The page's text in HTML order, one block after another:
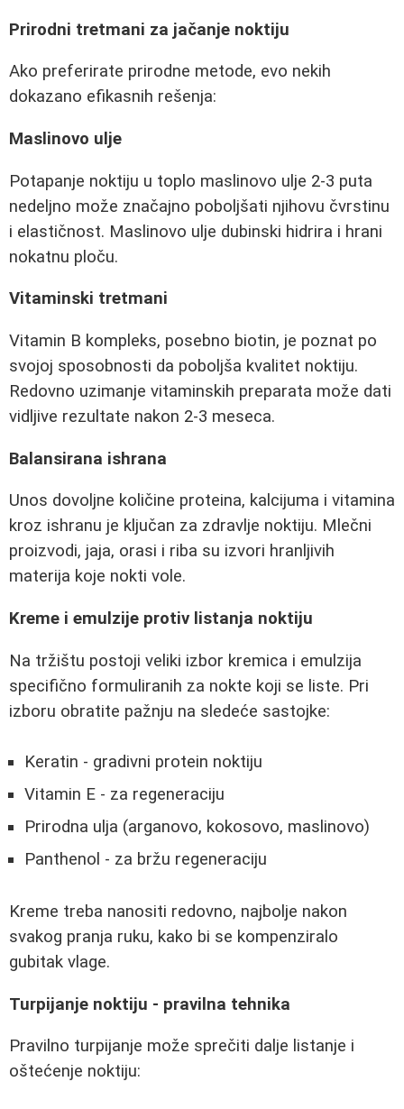
Prirodni tretmani za jačanje noktiju
Ako preferirate prirodne metode, evo nekih
dokazano efikasnih rešenja:
Maslinovo ulje
Potapanje noktiju u toplo maslinovo ulje 2-3 puta
nedeljno može značajno poboljšati njihovu čvrstinu
i elastičnost. Maslinovo ulje dubinski hidrira i hrani
nokatnu ploču.
Vitaminski tretmani
Vitamin B kompleks, posebno biotin, je poznat po
svojoj sposobnosti da poboljša kvalitet noktiju.
Redovno uzimanje vitaminskih preparata može dati
vidljive rezultate nakon 2-3 meseca.
Balansirana ishrana
Unos dovoljne količine proteina, kalcijuma i vitamina
kroz ishranu je ključan za zdravlje noktiju. Mlečni
proizvodi, jaja, orasi i riba su izvori hranljivih
materija koje nokti vole.
Kreme i emulzije protiv listanja noktiju
Na tržištu postoji veliki izbor kremica i emulzija
specifično formuliranih za nokte koji se liste. Pri
izboru obratite pažnju na sledeće sastojke:
Keratin - gradivni protein noktiju
Vitamin E - za regeneraciju
Prirodna ulja (arganovo, kokosovo, maslinovo)
Panthenol - za bržu regeneraciju
Kreme treba nanositi redovno, najbolje nakon
svakog pranja ruku, kako bi se kompenziralo
gubitak vlage.
Turpijanje noktiju - pravilna tehnika
Pravilno turpijanje može sprečiti dalje listanje i
oštećenje noktiju: